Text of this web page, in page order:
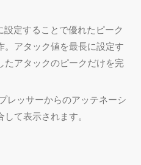
定することで優れたピーク
。アタック値を最長に設定す
たアタックのピークだけを完
ッサーからのアッテネーシ
て表示されます。